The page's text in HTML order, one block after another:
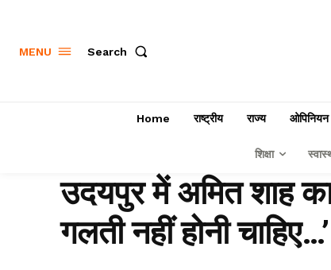
MENU Search
Home राष्ट्रीय राज्य ओपिनियन
शिक्षा
उदयपुर में अमित शाह
गलती नहीं होनी